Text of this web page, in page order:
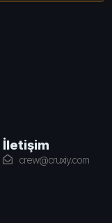
İletişim
crew@cruxiy.com